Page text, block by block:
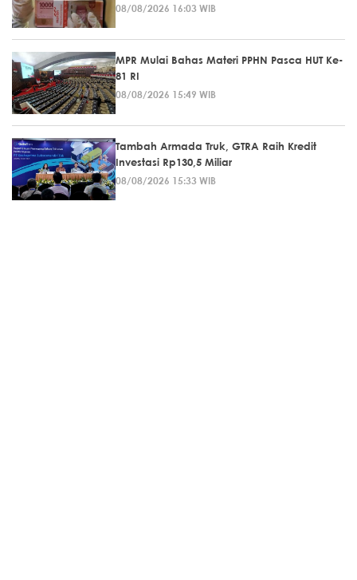
08/08/2026 16:03 WIB
MPR Mulai Bahas Materi PPHN Pasca HUT Ke-
81 RI
08/08/2026 15:49 WIB
Tambah Armada Truk, GTRA Raih Kredit
Investasi Rp130,5 Miliar
08/08/2026 15:33 WIB